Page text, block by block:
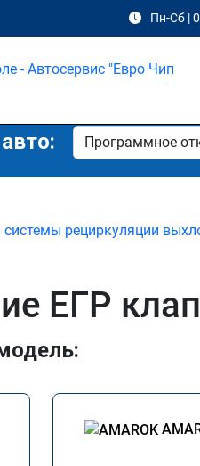
Пн-Сб |
рециркуляции
ЕГР